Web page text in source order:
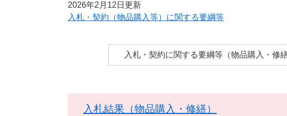
2026年2月12日更新
入札・契約（物品購入等）に関する要綱等
入札・契約に関する要綱等（物品購入・修
入札結果（物品購入・修繕）